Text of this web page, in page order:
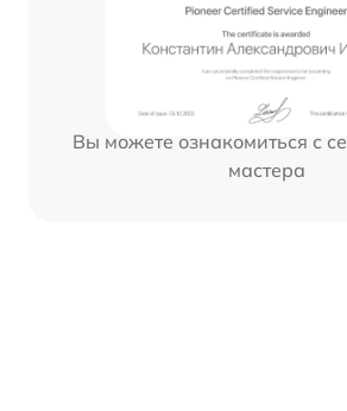
Вы можете ознакомиться с
мастера